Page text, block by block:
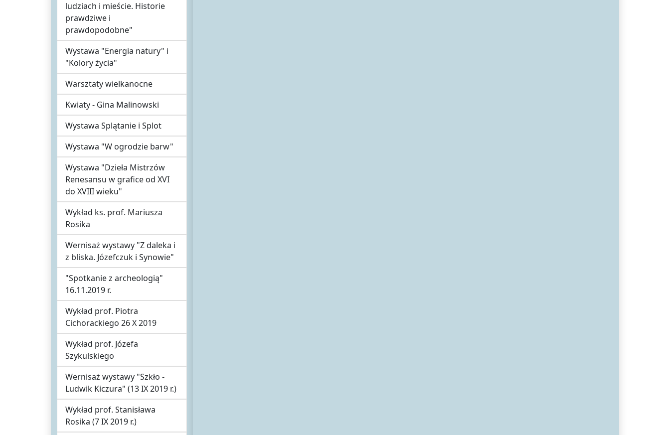
ludziach i mieście. Historie
prawdziwe i
prawdopodobne"
Wystawa "Energia natury" i
"Kolory życia"
Warsztaty wielkanocne
Kwiaty - Gina Malinowski
Wystawa Splątanie i Splot
Wystawa "W ogrodzie barw"
Wystawa "Dzieła Mistrzów
Renesansu w grafice od XVI
do XVIII wieku"
Wykład ks. prof. Mariusza
Rosika
Wernisaż wystawy "Z daleka i
z bliska. Józefczuk i Synowie"
"Spotkanie z archeologią"
16.11.2019 r.
Wykład prof. Piotra
Cichorackiego 26 X 2019
Wykład prof. Józefa
Szykulskiego
Wernisaż wystawy "Szkło -
Ludwik Kiczura" (13 IX 2019 r.)
Wykład prof. Stanisława
Rosika (7 IX 2019 r.)